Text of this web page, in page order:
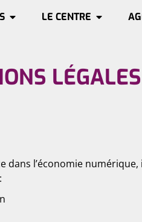
LE CENTRE
LÉGALES
dans l’économie